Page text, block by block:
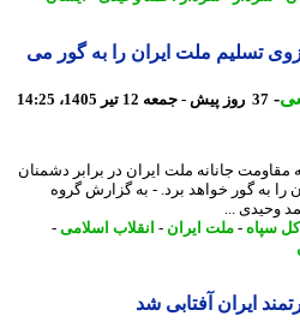
ملت ایران را به گور می
37 روز پیش - جمعه 12 تیر 1405، 14:25
جانانه ملت ایران در برابر دشمنان
گور خواهد برد. - به گزارش گروه
...
-ملت ایران - انقلاب اسلامی-
آفتابی شد